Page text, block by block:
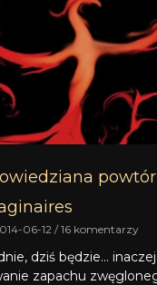
06-12 16 komentarzy
dziś będzie…
zapachu